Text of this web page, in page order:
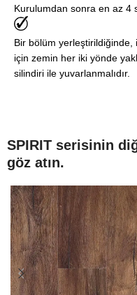
Kurulumdan sonra en az 4
Bir bölüm yerleştirildiğinde,
için zemin her iki yönde
silindiri ile yuvarlanmalıdır.
SPIRIT serisinin
göz atın.